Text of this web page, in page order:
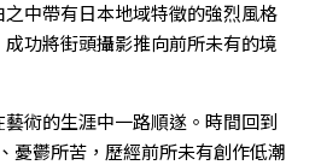
中帶有日本地域特徵的強烈風格
功將街頭攝影推向前所未有的境
術的生涯中一路順遂。時間回到
憂鬱所苦，歷經前所未有創作低潮